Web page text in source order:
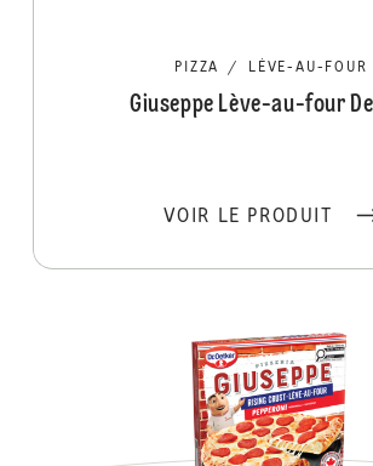
PIZZA / LÈVE-AU-FOUR
Giuseppe Lève-au-four
VOIR LE PRODUIT